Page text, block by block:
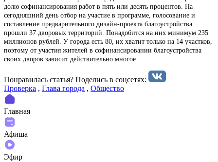
долю софинансирования работ в пять или десять процентов. На
сегодняшний день отбор на участие в программе, голосование и
составление предварительного дизайн-проекта благоустройства
прошли 37 дворовых территорий. Понадобится на них минимум 235
миллионов рублей. У города есть 80, их хватит только на 14 участков,
поэтому от участия жителей в софинансировании благоустройства
своих дворов зависит действительно многое.
Понравилась статья? Поделиcь в соцсетях:
Проверка , Глава города , Общество
Главная
Афиша
Эфир